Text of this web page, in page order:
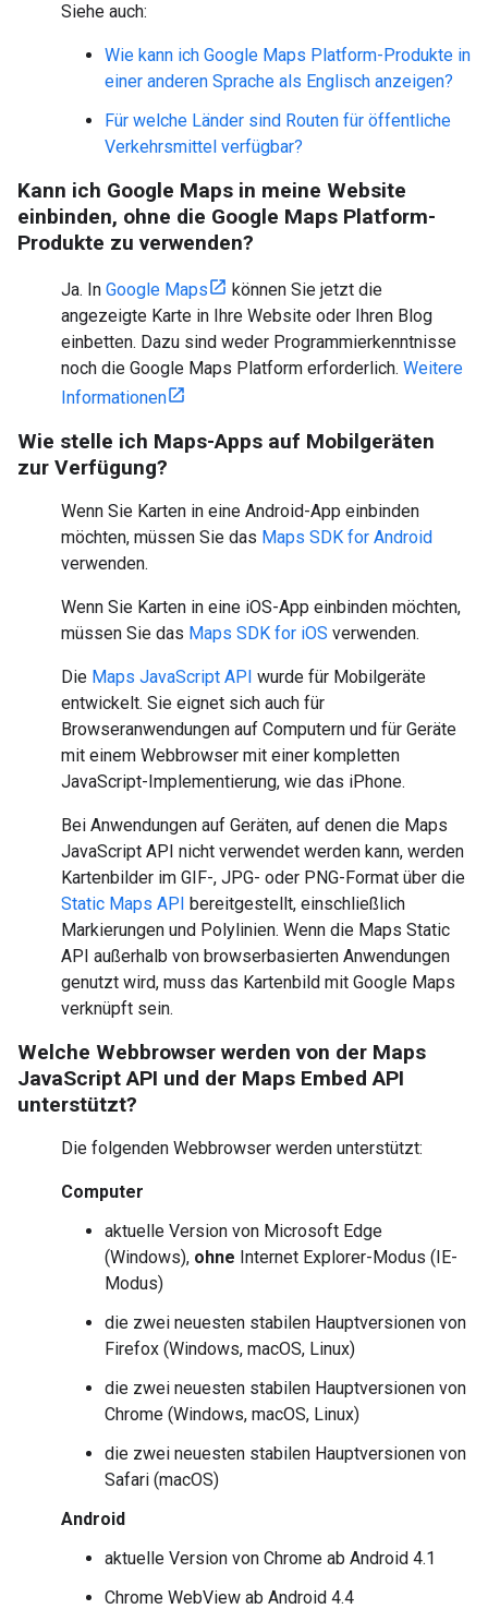
Siehe auch:
Wie kann ich Google Maps Platform-Produkte in
einer anderen Sprache als Englisch anzeigen?
Für welche Länder sind Routen für öffentliche
Verkehrsmittel verfügbar?
Kann ich Google Maps in meine Website
einbinden, ohne die Google Maps Platform-
Produkte zu verwenden?
Ja. In Google Maps
können Sie jetzt die
angezeigte Karte in Ihre Website oder Ihren Blog
einbetten. Dazu sind weder Programmierkenntnisse
noch die Google Maps Platform erforderlich. Weitere
Informationen
Wie stelle ich Maps-Apps auf Mobilgeräten
zur Verfügung?
Wenn Sie Karten in eine Android-App einbinden
möchten, müssen Sie das Maps SDK for Android
verwenden.
Wenn Sie Karten in eine iOS-App einbinden möchten,
müssen Sie das Maps SDK for iOS verwenden.
Die Maps JavaScript API wurde für Mobilgeräte
entwickelt. Sie eignet sich auch für
Browseranwendungen auf Computern und für Geräte
mit einem Webbrowser mit einer kompletten
JavaScript-Implementierung, wie das iPhone.
Bei Anwendungen auf Geräten, auf denen die Maps
JavaScript API nicht verwendet werden kann, werden
Kartenbilder im GIF-, JPG- oder PNG-Format über die
Static Maps API bereitgestellt, einschließlich
Markierungen und Polylinien. Wenn die Maps Static
API außerhalb von browserbasierten Anwendungen
genutzt wird, muss das Kartenbild mit Google Maps
verknüpft sein.
Welche Webbrowser werden von der Maps
JavaScript API und der Maps Embed API
unterstützt?
Die folgenden Webbrowser werden unterstützt:
Computer
aktuelle Version von Microsoft Edge
(Windows), ohne Internet Explorer-Modus (IE-
Modus)
die zwei neuesten stabilen Hauptversionen von
Firefox (Windows, macOS, Linux)
die zwei neuesten stabilen Hauptversionen von
Chrome (Windows, macOS, Linux)
die zwei neuesten stabilen Hauptversionen von
Safari (macOS)
Android
aktuelle Version von Chrome ab Android 4.1
Chrome WebView ab Android 4.4